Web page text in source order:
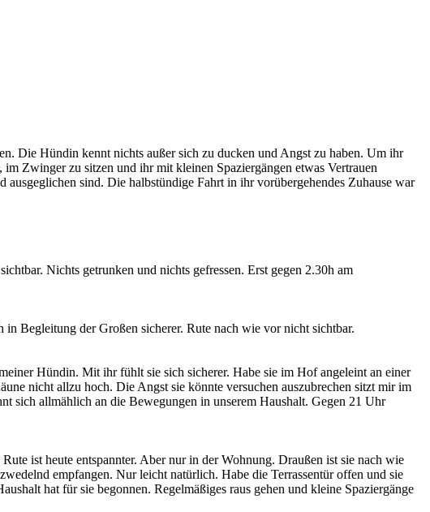
Die Hündin kennt nichts außer sich zu ducken und Angst zu haben. Um ihr
Zwinger zu sitzen und ihr mit kleinen Spaziergängen etwas Vertrauen
sind. Die halbstündige Fahrt in ihr vorübergehendes Zuhause war
Nichts getrunken und nichts gefressen. Erst gegen 2.30h am
Begleitung der Großen sicherer. Rute nach wie vor nicht sichtbar.
Hündin. Mit ihr fühlt sie sich sicherer. Habe sie im Hof angeleint an einer
nicht allzu hoch. Die Angst sie könnte versuchen auszubrechen sitzt mir im
sich allmählich an die Bewegungen in unserem Haushalt. Gegen 21 Uhr
ist heute entspannter. Aber nur in der Wohnung. Draußen ist sie nach wie
empfangen. Nur leicht natürlich. Habe die Terrassentür offen und sie
hat für sie begonnen. Regelmäßiges raus gehen und kleine Spaziergänge